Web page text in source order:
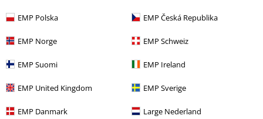
EMP Polska EMP Česká Republika
EMP Norge EMP Schweiz
EMP Suomi EMP Ireland
EMP United Kingdom EMP Sverige
EMP Danmark Large Nederland
rek-pris 699:-
Halterneckbaddräkt med
rek-pris699:-
Svart baddräkt med